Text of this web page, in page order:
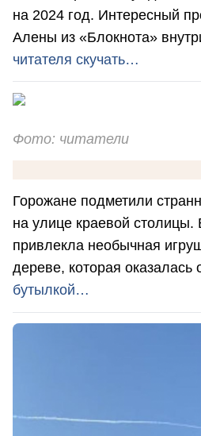
на 2024 год. Интересный
Алены из «Блокнота»
читателя скучать…
Фото: читатели
Горожане подметили
на улице краевой
привлекла необычная
дереве, которая оказалась
бутылкой…